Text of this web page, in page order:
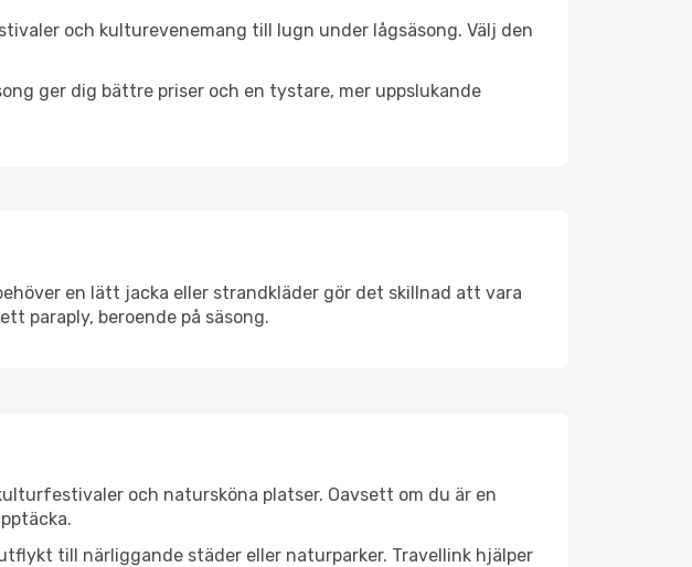
och kulturevenemang till lugn under lågsäsong. Välj den
ger dig bättre priser och en tystare, mer uppslukande
en lätt jacka eller strandkläder gör det skillnad att vara
paraply, beroende på säsong.
och natursköna platser. Oavsett om du är en
till närliggande städer eller naturparker. Travellink hjälper